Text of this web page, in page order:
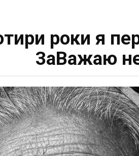
роки я
3аBажаю